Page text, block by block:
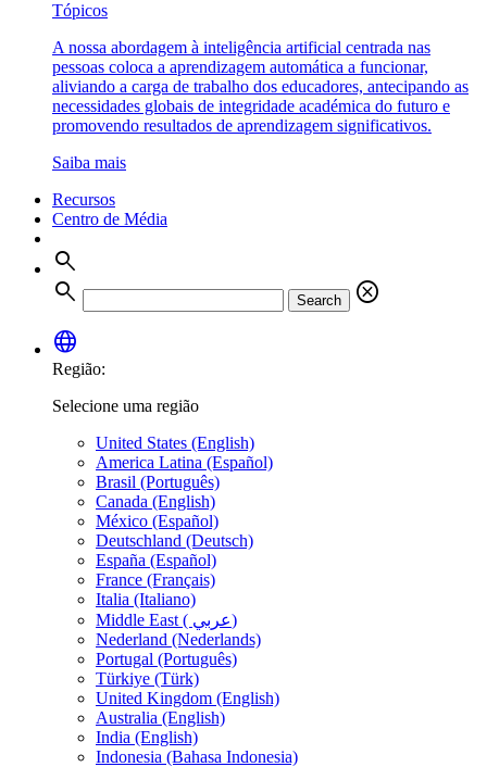
Tópicos
A nossa abordagem à inteligência artificial centrada nas
pessoas coloca a aprendizagem automática a funcionar,
aliviando a carga de trabalho dos educadores, antecipando as
necessidades globais de integridade académica do futuro e
promovendo resultados de aprendizagem significativos.
Saiba mais
Recursos
Centro de Média
search
search
Search
cancel
language
Região:
Selecione uma região
United States (English)
America Latina (Español)
Brasil (Português)
Canada (English)
México (Español)
Deutschland (Deutsch)
España (Español)
France (Français)
Italia (Italiano)
Middle East ( عربي)
Nederland (Nederlands)
Portugal (Português)
Türkiye (Türk)
United Kingdom (English)
Australia (English)
India (English)
Indonesia (Bahasa Indonesia)